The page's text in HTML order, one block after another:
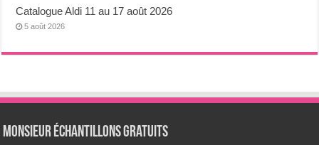
Catalogue Aldi 11 au 17 août 2026
5 août 2026
Monsieur échantillons Gratuits